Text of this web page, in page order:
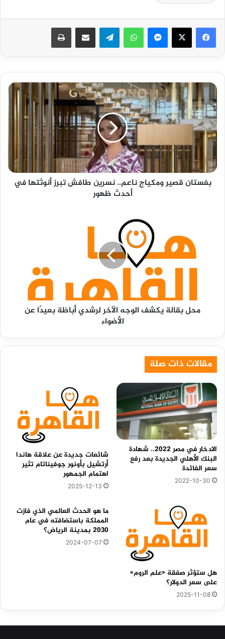
فيسبوك ‫X ماسنجر واتساب تيلقرام مشاركة عبر البريد طباعة
بفستان
قصير
ومكياج
ناعم..
نسرين
طافش
أنوثتها
في
أحدث
بفستان قصير ومكياج ناعم.. نسرين طافش تبرز أنوثتها في
أحدث ظهور
الأضواءمحل بقالة يكشف الوجه الآخر لرشدي أباظة بعيدًا عن
الأضواء
مقالات ذات صلة
الادخار في مصر 2022.. شهادة
البنك الأهلي الجديدة بعد رفع
سعر الفائدة
2022-10-30
شائعات جديدة عن علاقة هاندا
أرتشيل بأونور جوفيناتام تثير
اهتمام الجمهور
2025-12-13
هل ستؤثر صفقة «علم الروم»
على سعر الدولار؟
2025-11-08
ما هو الحدث العالمي الذي فازت
المملكة باستضافته في عام
2030 بمدينة الرياض؟
2024-07-07